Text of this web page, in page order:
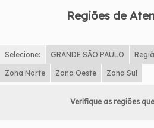
Regiões de
Selecione: GRANDE SÃO PAULO
Zona Norte Zona Oeste Zona Sul
Verifique as regiões